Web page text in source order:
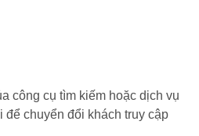
công cụ tìm kiếm hoặc dịch vụ
chuyển đổi khách truy cập